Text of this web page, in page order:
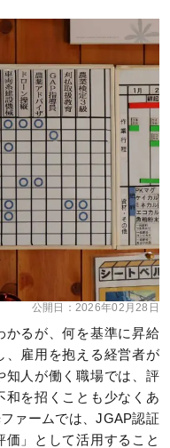
公開日： 2026年02月28日
かるが、何を基準に昇給
、雇用を抱える経営者が
知人が働く職場では、評
和を招くことも少なくあ
ァームでは、JGAP認証
」として活用すること